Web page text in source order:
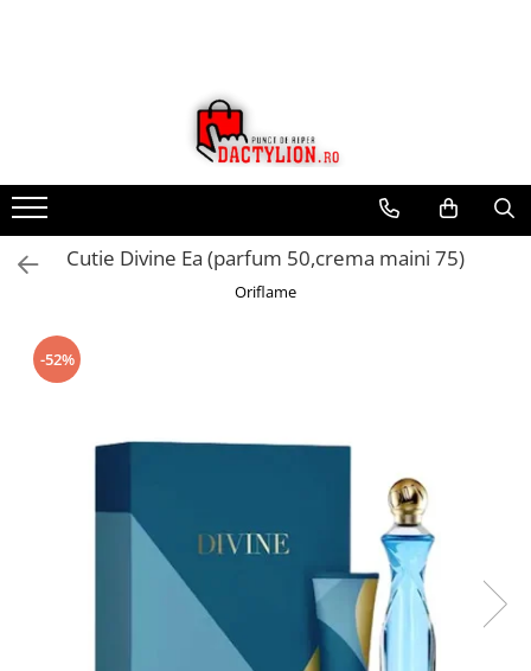
Cutie Divine Ea (parfum 50,crema maini 75)
Oriflame
-52%